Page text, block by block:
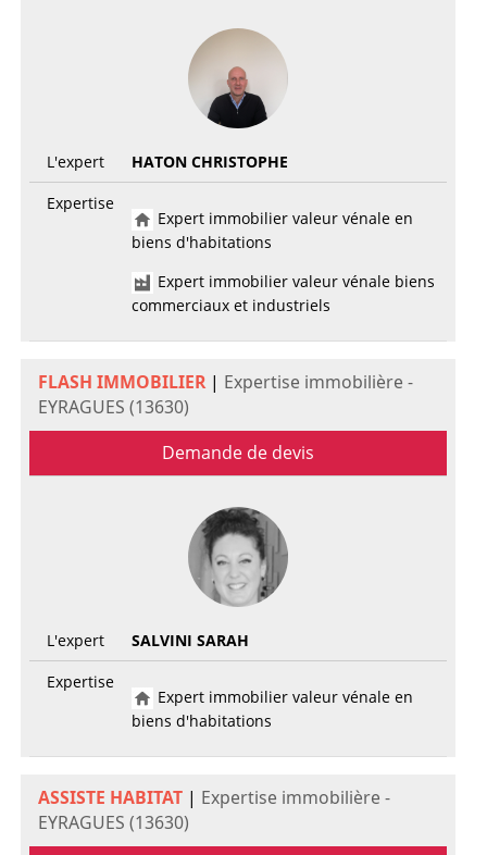
L'expert
HATON CHRISTOPHE
Expertise
Expert immobilier valeur vénale en
biens d'habitations
Expert immobilier valeur vénale biens
commerciaux et industriels
FLASH IMMOBILIER| Expertise immobilière -
EYRAGUES (13630)
Demande de devis
L'expert
SALVINI SARAH
Expertise
Expert immobilier valeur vénale en
biens d'habitations
ASSISTE HABITAT| Expertise immobilière -
EYRAGUES (13630)